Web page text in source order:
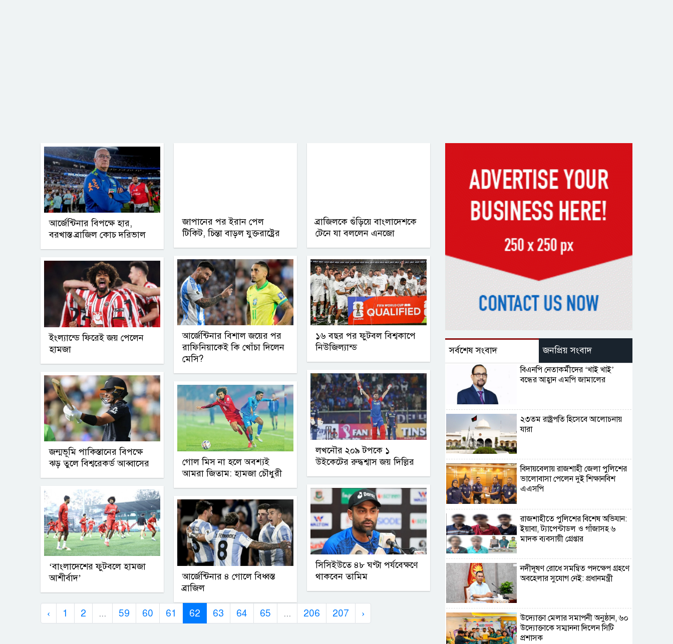
আর্জেন্টিনার বিপক্ষে হার,
বরখাস্ত ব্রাজিল কোচ দরিভাল
ইংল্যান্ডে ফিরেই জয় পেলেন
হামজা
জন্মভূমি পাকিস্তানের বিপক্ষে
ঝড় তুলে বিশ্বরেকর্ড আব্বাসের
‘বাংলাদেশের ফুটবলে হামজা
আশীর্বাদ’
জাপানের পর ইরান পেল
টিকিট, চিন্তা বাড়ল যুক্তরাষ্ট্রের
আর্জেন্টিনার বিশাল জয়ের পর
রাফিনিয়াকেই কি খোঁচা দিলেন
মেসি?
গোল মিস না হলে অবশ্যই
আমরা জিতাম: হামজা চৌধুরী
আর্জেন্টিনার ৪ গোলে বিধ্বস্ত
ব্রাজিল
ব্রাজিলকে গুঁড়িয়ে বাংলাদেশকে
টেনে যা বললেন এনজো
১৬ বছর পর ফুটবল বিশ্বকাপে
নিউজিল্যান্ড
লখনৌর ২০৯ টপকে ১
উইকেটের রুদ্ধশ্বাস জয় দিল্লির
সিসিইউতে ৪৮ ঘণ্টা পর্যবেক্ষণে
থাকবেন তামিম
‹ 1 2 ... 59 60 61 62 63 64 65 ... 206 207 ›
সর্বশেষ সংবাদ জনপ্রিয় সংবাদ
বিএনপি নেতাকর্মীদের ‘খাই খাই’
বন্ধের আহ্বান এমপি জামালের
২৩তম রাষ্ট্রপতি হিসেবে আলোচনায়
যারা
বিদায়বেলায় রাজশাহী জেলা পুলিশের
ভালোবাসা পেলেন দুই শিক্ষানবিশ
এএসপি
রাজশাহীতে পুলিশের বিশেষ অভিযান:
ইয়াবা, ট্যাপেন্টাডল ও গাঁজাসহ ৬
মাদক ব্যবসায়ী গ্রেপ্তার
নদীদূষণ রোধে সমন্বিত পদক্ষেপ গ্রহণে
অবহেলার সুযোগ নেই: প্রধানমন্ত্রী
উদ্যোক্তা মেলার সমাপনী অনুষ্ঠান, ৬০
উদ্যোক্তাকে সম্মাননা দিলেন সিটি
প্রশাসক